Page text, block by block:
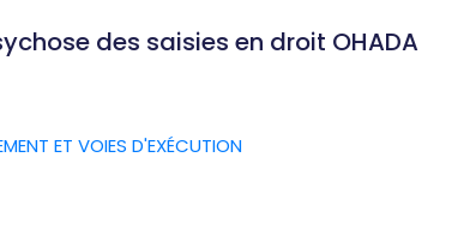
des saisies en droit OHADA
ET VOIES D'EXÉCUTION